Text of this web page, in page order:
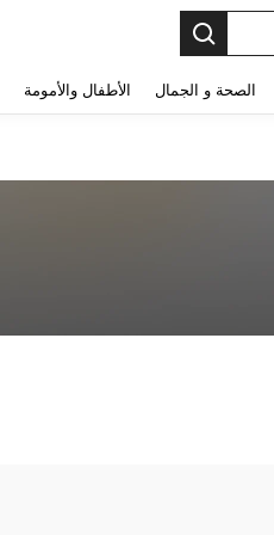
الصحة و الجمال الأطفال والأمومة